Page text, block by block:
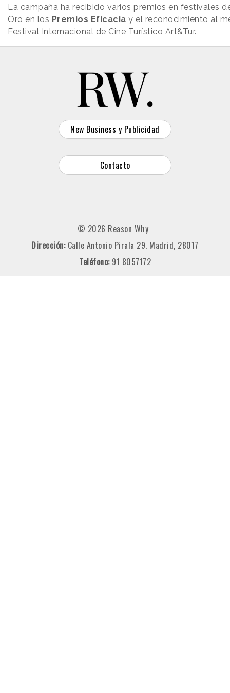
La campaña ha recibido varios premios en festivales
Oro en los Premios Eficacia y el reconocimiento al
Festival Internacional de Cine Turístico Art&Tur.
New Business y Publicidad
Contacto
© 2026 Reason Why
Dirección: Calle Antonio Pirala 29. Madrid, 28017
Teléfono: 91 8057172